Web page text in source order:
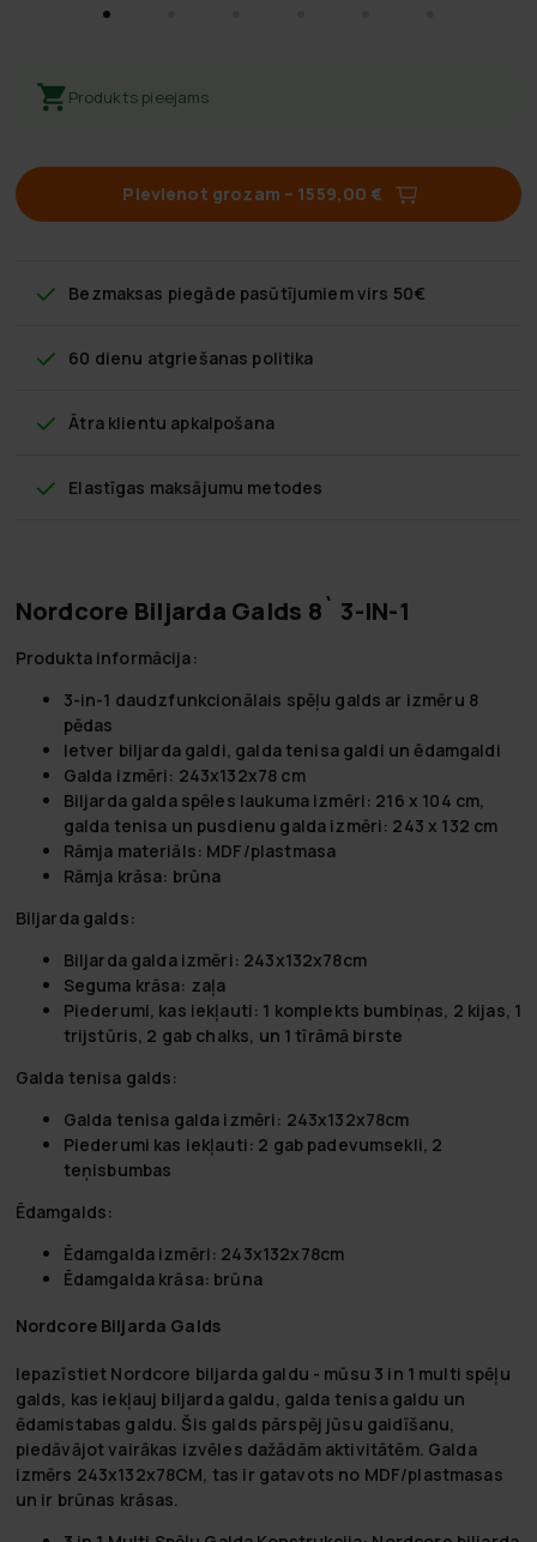
Produkts pieejams
Pievienot grozam – 1559,00 €
Bezmaksas piegāde pasūtījumiem virs 50€
60 dienu atgriešanas politika
Ātra klientu apkalpošana
Elastīgas maksājumu metodes
Nordcore Biljarda Galds 8` 3-IN-1
Produkta informācija:
3-in-1 daudzfunkcionālais spēļu galds ar izmēru 8
pēdas
Ietver biljarda galdi, galda tenisa galdi un ēdamgaldi
Galda izmēri: 243x132x78 cm
Biljarda galda spēles laukuma izmēri: 216 x 104 cm,
galda tenisa un pusdienu galda izmēri: 243 x 132 cm
Rāmja materiāls: MDF/plastmasa
Rāmja krāsa: brūna
Biljarda galds:
Biljarda galda izmēri: 243x132x78cm
Seguma krāsa: zaļa
Piederumi, kas iekļauti: 1 komplekts bumbiņas, 2 kijas, 1
trijstūris, 2 gab chalks, un 1 tīrāmā birste
Galda tenisa galds:
Galda tenisa galda izmēri: 243x132x78cm
Piederumi kas iekļauti: 2 gab padevumsekli, 2
teņisbumbas
Ēdamgalds:
Ēdamgalda izmēri: 243x132x78cm
Ēdamgalda krāsa: brūna
Nordcore Biljarda Galds
Iepazīstiet Nordcore biljarda galdu - mūsu 3 in 1 multi spēļu
galds, kas iekļauj biljarda galdu, galda tenisa galdu un
ēdamistabas galdu. Šis galds pārspēj jūsu gaidīšanu,
piedāvājot vairākas izvēles dažādām aktivitātēm. Galda
izmērs 243x132x78CM, tas ir gatavots no MDF/plastmasas
un ir brūnas krāsas.